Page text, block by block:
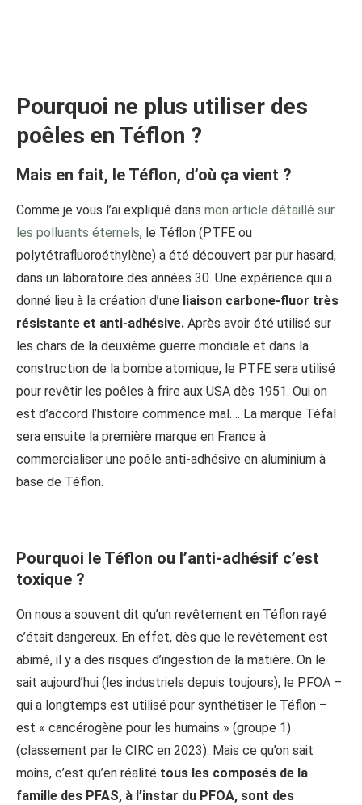
Pourquoi ne plus utiliser des
poêles en Téflon ?
Mais en fait, le Téflon, d’où ça vient ?
Comme je vous l’ai expliqué dans mon article détaillé sur
les polluants éternels, le Téflon (PTFE ou
polytétrafluoroéthylène) a été découvert par pur hasard,
dans un laboratoire des années 30. Une expérience qui a
donné lieu à la création d’une liaison carbone-fluor très
résistante et anti-adhésive. Après avoir été utilisé sur
les chars de la deuxième guerre mondiale et dans la
construction de la bombe atomique, le PTFE sera utilisé
pour revêtir les poêles à frire aux USA dès 1951. Oui on
est d’accord l’histoire commence mal…. La marque Téfal
sera ensuite la première marque en France à
commercialiser une poêle anti-adhésive en aluminium à
base de Téflon.
Pourquoi le Téflon ou l’anti-adhésif c’est
toxique ?
On nous a souvent dit qu’un revêtement en Téflon rayé
c’était dangereux. En effet, dès que le revêtement est
abimé, il y a des risques d’ingestion de la matière. On le
sait aujourd’hui (les industriels depuis toujours), le PFOA –
qui a longtemps est utilisé pour synthétiser le Téflon –
est « cancérogène pour les humains » (groupe 1)
(classement par le CIRC en 2023). Mais ce qu’on sait
moins, c’est qu’en réalité tous les composés de la
famille des PFAS, à l’instar du PFOA, sont des